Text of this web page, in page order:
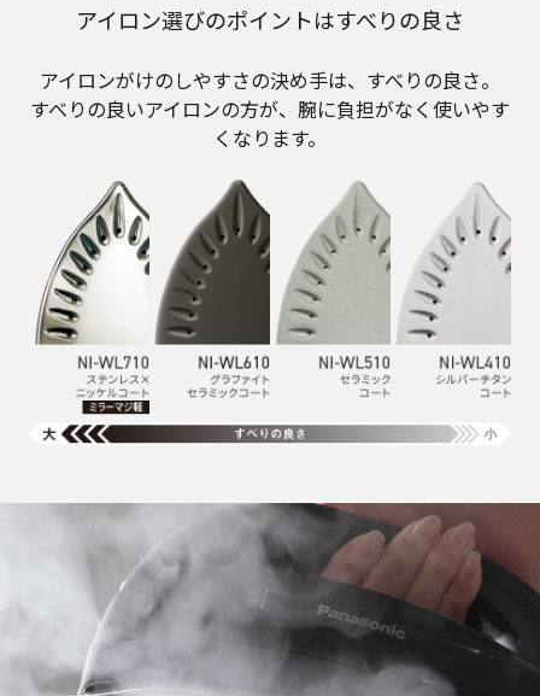
アイロン選びのポイントはすべりの良さ
アイロンがけのしやすさの決め手は、すべりの良さ。
すべりの良いアイロンの方が、腕に負担がなく使いやす
くなります。